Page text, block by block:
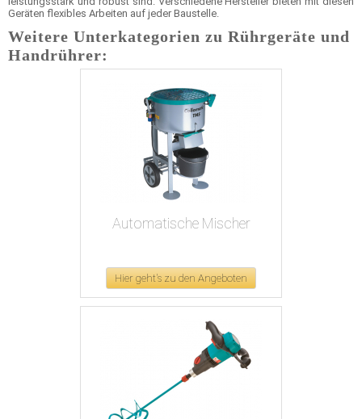
Geräten flexibles Arbeiten auf jeder Baustelle.
Weitere Unterkategorien zu Rührgeräte und
Handrührer:
Automatische Mischer
Hier geht's zu den Angeboten